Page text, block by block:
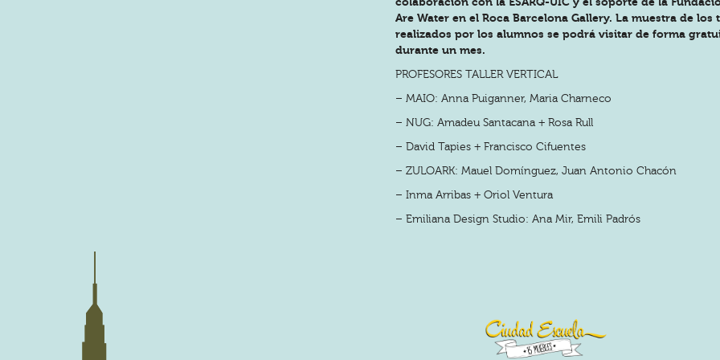
Are Water en el Roca Barcelona Gallery. La muestra de los
realizados por los alumnos se podrá visitar de forma
durante un mes.
PROFESORES TALLER VERTICAL
– MAIO: Anna Puiganner, Maria Charneco
– NUG: Amadeu Santacana + Rosa Rull
– David Tapies + Francisco Cifuentes
– ZULOARK: Mauel Domínguez, Juan Antonio Chacón
– Inma Arribas + Oriol Ventura
– Emiliana Design Studio: Ana Mir, Emili Padrós